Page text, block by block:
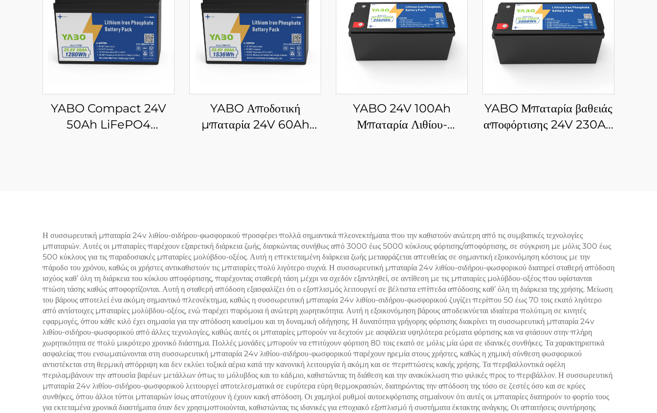
YABO Compact 24V
50Ah LiFePO4
YABO Αποδοτική
μπαταρία 24V 60Ah
αποθήκευση
YABO 24V 100Ah
Μπαταρία Λιθίου-
YABO Μπαταρία βαθειάς
αποφόρτισης 24V 230Ah
Εφαρμογές, Ηλιακά
Συστήματα και Αυτόνομες
Εφαρμογές
Η συσσωρευτική μπαταρία 24v λιθίου-σιδήρου-φωσφορικού προσφέρει πολλά σημαντικά πλεονεκτήματα που την καθιστούν ανώτερη από τις συμβατικές τεχνολογίες
μπαταριών. Αυτές οι μπαταρίες παρέχουν εξαιρετική διάρκεια ζωής, διαρκώντας συνήθως από 3000 έως 5000 κύκλους φόρτισης/αποφόρτισης, σε σύγκριση με μόλις 300 έως
500 κύκλους για τις παραδοσιακές μπαταρίες μολύβδου-οξέος. Αυτή η επεκτεταμένη διάρκεια ζωής μεταφράζεται απευθείας σε σημαντική εξοικονόμηση κόστους με την
πάροδο του χρόνου, καθώς οι χρήστες αντικαθιστούν τις μπαταρίες πολύ λιγότερο συχνά. Η συσσωρευτική μπαταρία 24v λιθίου-σιδήρου-φωσφορικού διατηρεί σταθερή απόδοση
ισχύος καθ’ όλη τη διάρκεια του κύκλου αποφόρτισης, παρέχοντας σταθερή τάση μέχρι να σχεδόν εξαντληθεί, σε αντίθεση με τις μπαταρίες μολύβδου-οξέος που υφίστανται
πτώση τάσης καθώς αποφορτίζονται. Αυτή η σταθερή απόδοση εξασφαλίζει ότι ο εξοπλισμός λειτουργεί σε βέλτιστα επίπεδα απόδοσης καθ’ όλη τη διάρκεια της χρήσης. Μείωση
του βάρους αποτελεί ένα ακόμη σημαντικό πλεονέκτημα, καθώς η συσσωρευτική μπαταρία 24v λιθίου-σιδήρου-φωσφορικού ζυγίζει περίπου 50 έως 70 τοις εκατό λιγότερο
από αντίστοιχες μπαταρίες μολύβδου-οξέος, ενώ παρέχει παρόμοια ή ανώτερη χωρητικότητα. Αυτή η εξοικονόμηση βάρους αποδεικνύεται ιδιαίτερα πολύτιμη σε κινητές
εφαρμογές, όπου κάθε κιλό έχει σημασία για την απόδοση καυσίμου και τη δυναμική οδήγησης. Η δυνατότητα γρήγορης φόρτισης διακρίνει τη συσσωρευτική μπαταρία 24v
λιθίου-σιδήρου-φωσφορικού από άλλες τεχνολογίες, καθώς αυτές οι μπαταρίες μπορούν να δεχτούν με ασφάλεια υψηλότερα ρεύματα φόρτισης και να φτάσουν στην πλήρη
χωρητικότητα σε πολύ μικρότερο χρονικό διάστημα. Πολλές μονάδες μπορούν να επιτύχουν φόρτιση 80 τοις εκατό σε μόλις μία ώρα σε ιδανικές συνθήκες. Τα χαρακτηριστικά
ασφαλείας που ενσωματώνονται στη συσσωρευτική μπαταρία 24v λιθίου-σιδήρου-φωσφορικού παρέχουν ηρεμία στους χρήστες, καθώς η χημική σύνθεση φωσφορικού
αντιστέκεται στη θερμική απόρριψη και δεν εκλύει τοξικά αέρια κατά την κανονική λειτουργία ή ακόμη και σε περιπτώσεις κακής χρήσης. Τα περιβαλλοντικά οφέλη
περιλαμβάνουν την απουσία βαρέων μετάλλων όπως το μόλυβδος και το κάδμιο, καθιστώντας τη διάθεση και την ανακύκλωση πιο φιλικές προς το περιβάλλον. Η συσσωρευτική
μπαταρία 24v λιθίου-σιδήρου-φωσφορικού λειτουργεί αποτελεσματικά σε ευρύτερα εύρη θερμοκρασιών, διατηρώντας την απόδοση της τόσο σε ζεστές όσο και σε κρύες
συνθήκες, όπου άλλοι τύποι μπαταριών ίσως αποτύχουν ή έχουν κακή απόδοση. Οι χαμηλοί ρυθμοί αυτοεκφόρτισης σημαίνουν ότι αυτές οι μπαταρίες διατηρούν το φορτίο τους
για εκτεταμένα χρονικά διαστήματα όταν δεν χρησιμοποιούνται, καθιστώντας τις ιδανικές για εποχιακό εξοπλισμό ή συστήματα έκτακτης ανάγκης. Οι απαιτήσεις συντήρησης